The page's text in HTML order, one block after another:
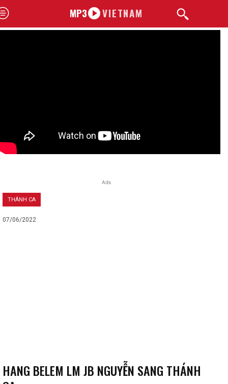
MP3 VIETNAM
Ads
THÁNH CA
07/06/2022
HANG BELEM LM JB NGUYỄN SANG THÁNH